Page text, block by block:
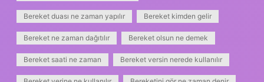
Bereket duası ne zaman yapılır Bereket kimden gelir
Bereket ne zaman dağıtılır Bereket olsun ne demek
Bereket saati ne zaman Bereket versin nerede kullanılır